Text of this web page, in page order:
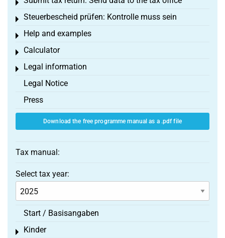
Toggle menu
Steuerbescheid prüfen: Kontrolle muss sein
Toggle menu
Help and examples
Toggle menu
Calculator
Toggle menu
Legal information
Toggle menu
Legal Notice
Press
Download the free programme manual as a .pdf file
Tax manual:
Select tax year:
Start / Basisangaben
Kinder
Toggle menu